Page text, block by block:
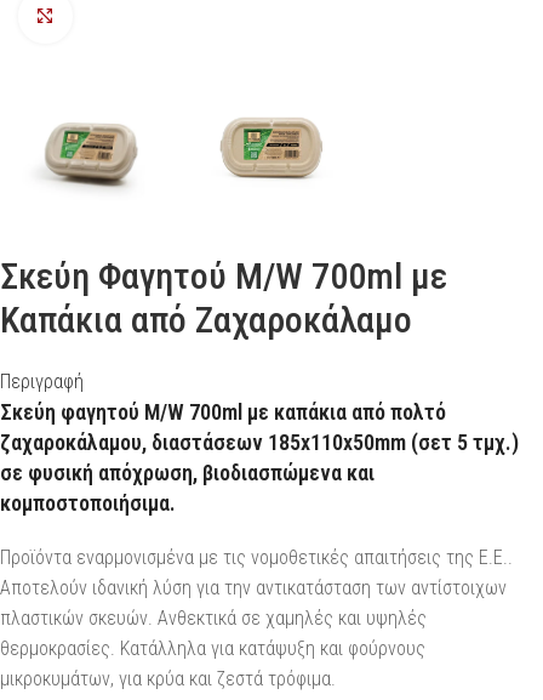
Σκεύη Φαγητού Μ/W 700ml με
Καπάκια από Ζαχαροκάλαμο
Περιγραφή
Σκεύη φαγητού Μ/W 700ml με καπάκια από πολτό
ζαχαροκάλαμου, διαστάσεων 185x110x50mm (σετ 5 τμχ.)
σε φυσική απόχρωση, βιοδιασπώμενα και
κομποστοποιήσιμα.
Προϊόντα εναρμονισμένα με τις νομοθετικές απαιτήσεις της Ε.Ε..
Αποτελούν ιδανική λύση για την αντικατάσταση των αντίστοιχων
πλαστικών σκευών. Ανθεκτικά σε χαμηλές και υψηλές
θερμοκρασίες. Κατάλληλα για κατάψυξη και φούρνους
μικροκυμάτων, για κρύα και ζεστά τρόφιμα.